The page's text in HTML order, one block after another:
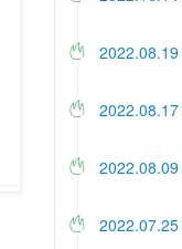
 2022.08.19
 2022.08.17
 2022.08.09
 2022.07.25